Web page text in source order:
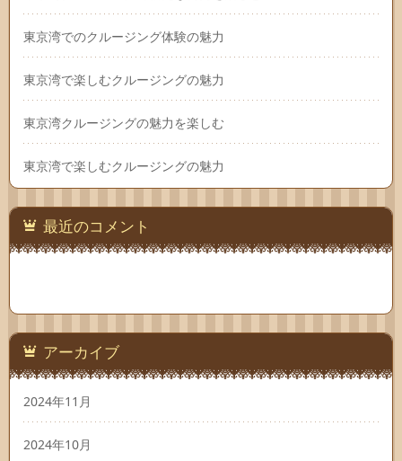
東京湾でのクルージング体験の魅力
東京湾で楽しむクルージングの魅力
東京湾クルージングの魅力を楽しむ
東京湾で楽しむクルージングの魅力
最近のコメント
アーカイブ
2024年11月
2024年10月